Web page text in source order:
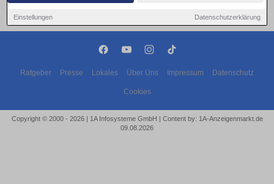
Einstellungen Datenschutzerklärung
Ratgeber Presse Lokales Über Uns Impressum Datenschutz
Cookies
Copyright © 2000 - 2026 | 1A Infosysteme GmbH | Content by: 1A-Anzeigenmarkt.de
09.08.2026